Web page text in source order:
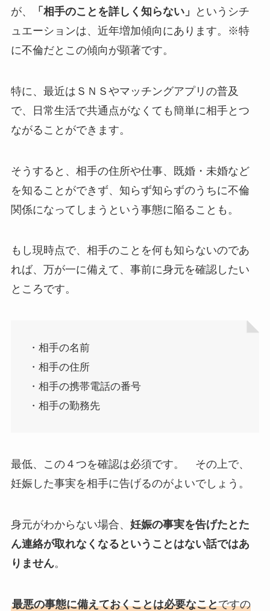
が、 「相手のことを詳しく知らない」
というシチ
ュエーションは、近年増加傾向にあります。※特
に不倫だとこの傾向が顕著です。
特に、最近はＳＮＳやマッチングアプリの普及
で、日常生活で共通点がなくても簡単に相手とつ
ながることができます。
そうすると、相手の住所や仕事、既婚・未婚など
を知ることができず、知らず知らずのうちに不倫
関係になってしまうという事態に陥ることも。
もし現時点で、相手のことを何も知らないのであ
れば、万が一に備えて、事前に身元を確認したい
ところです。
・相手の名前
・相手の住所
・相手の携帯電話の番号
・相手の勤務先
最低、この４つを確認は必須です。 その上で、
妊娠した事実を相手に告げるのがよいでしょう。
身元がわからない場合、 妊娠の事実を告げたとた
ん連絡が取れなくなるということはない話ではあ
りません。
最悪の事態に備えておくことは必要なことですの